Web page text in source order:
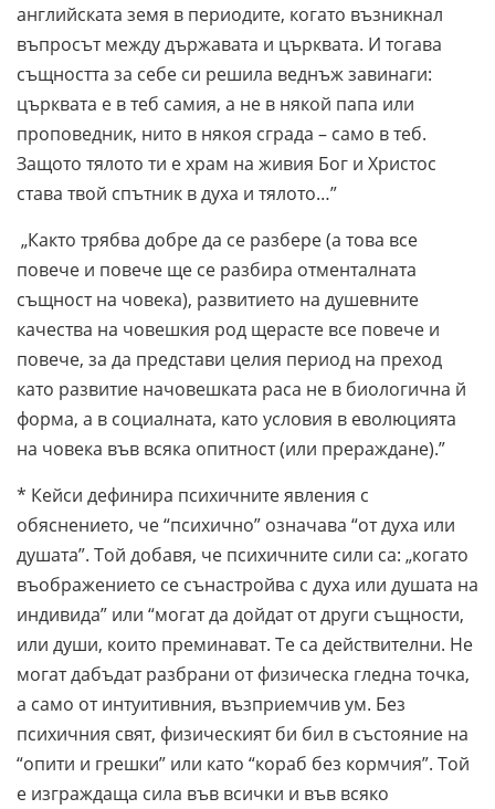
английската земя в периодите, когато възникнал
въпросът между държавата и църквата. И тогава
същността за себе си решила веднъж завинаги:
църквата е в теб самия, а не в някой папа или
проповедник, нито в някоя сграда – само в теб.
Защото тялото ти е храм на живия Бог и Христос
става твой спътник в духа и тялото…”
„Както трябва добре да се разбере (а това все
повече и повече ще се разбира отменталната
същност на човека), развитието на душевните
качества на човешкия род щерасте все повече и
повече, за да представи целия период на преход
като развитие начовешката раса не в биологична й
форма, а в социалната, като условия в еволюцията
на човека във всяка опитност (или прераждане).”
* Кейси дефинира психичните явления с
обяснението, че “психично” означава “от духа или
душата”. Той добавя, че психичните сили са: „когато
въображението се сънастройва с духа или душата на
индивида” или “могат да дойдат от други същности,
или души, които преминават. Те са действителни. Не
могат дабъдат разбрани от физическа гледна точка,
а само от интуитивния, възприемчив ум. Без
психичния свят, физическият би бил в състояние на
“опити и грешки” или като “кораб без кормчия”. Той
е изграждаща сила във всички и във всяко